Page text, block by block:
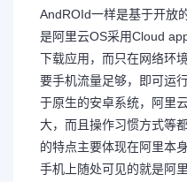
AndROId一样是基于开放
是阿里云OS采用Cloud
下载应用，而只在网络环
要手机流量足够，即可运
于原生的安卓系统，阿里
大，而且操作习惯方式等
的特点主要体现在阿里本
手机上随处可见的就是阿